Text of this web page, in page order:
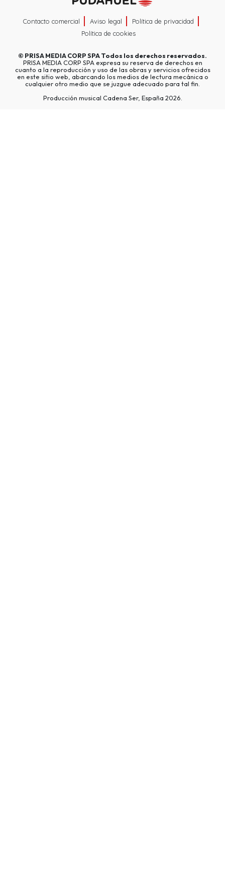
Contacto comercial Aviso legal
Política de privacidad
Política de cookies
© PRISA MEDIA CORP SPATodos los derechos reservados.
PRISA MEDIA CORP SPA expresa su reserva de derechos en
cuanto a la reproducción y uso de las obras y servicios ofrecidos
en este sitio web, abarcando los medios de lectura mecánica o
cualquier otro medio que se juzgue adecuado para tal fin.
Producción musical Cadena Ser, España 2026.